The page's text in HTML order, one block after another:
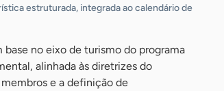
estruturada, integrada ao calendário de
no eixo de turismo do programa
alinhada às diretrizes do
e a definição de